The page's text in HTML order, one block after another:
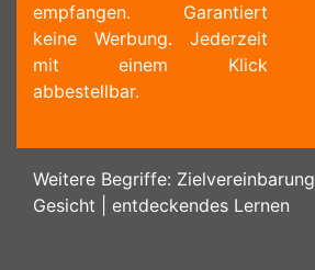
empfangen. Garantiert
keine Werbung. Jederzeit
mit einem Klick
abbestellbar.
Weitere Begriffe: Zielvereinbarung
Gesicht
entdeckendes Lernen